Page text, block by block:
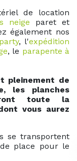
de location
neige paret et
également nos
, l'expédition
, le parapente à
pleinement de
les planches
toute la
vous aurez
se transportent
place pour le